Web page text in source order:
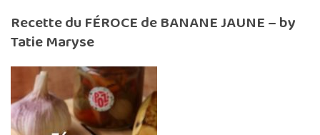
Recette du FÉROCE de BANANE JAUNE – by
Tatie Maryse